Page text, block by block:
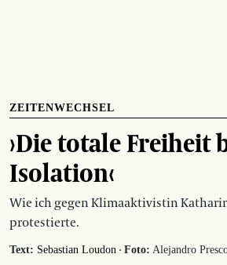
ZEITENWECHSEL
›Die totale Freiheit
Isolation‹
Wie ich gegen Klimaaktivistin
protestierte.
Text: Sebastian Loudon · Foto: Alejandro